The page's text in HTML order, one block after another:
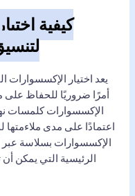
كيفية
يعد اختيار
أمرًا ضروريًا للحفاظ
الإكسسوارات كلمسات
اعتمادًا على مدى
الإكسسوارات بسلاسة عبر
الرئيسية التي يمكن